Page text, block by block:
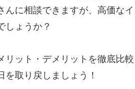
んに相談できますが、高価なイ
しょうか？
リット・デメリットを徹底比較
取り戻しましょう！